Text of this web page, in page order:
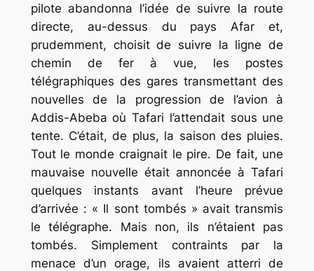
pilote abandonna l’idée de suivre la route
directe, au-dessus du pays Afar et,
prudemment, choisit de suivre la ligne de
chemin de fer à vue, les postes
télégraphiques des gares transmettant des
nouvelles de la progression de l’avion à
Addis-Abeba où Tafari l’attendait sous une
tente. C’était, de plus, la saison des pluies.
Tout le monde craignait le pire. De fait, une
mauvaise nouvelle était annoncée à Tafari
quelques instants avant l’heure prévue
d’arrivée : « Il sont tombés » avait transmis
le télégraphe. Mais non, ils n’étaient pas
tombés. Simplement contraints par la
menace d’un orage, ils avaient atterri de